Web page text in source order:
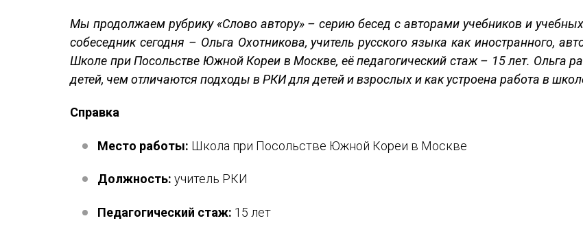
Устав МАПРЯЛ
Вступить в МАПРЯЛ
Медаль А. С. Пушкина
Оплата членских взносов МАПРЯЛ
Мы продолжаем рубрику «Слово автору» – серию бесед с авторами учебников и
собеседник сегодня – Ольга Охотникова, учитель русского языка как иностранного,
Школе при Посольстве Южной Кореи в Москве, её педагогический стаж – 15 лет. Ольга
детей, чем отличаются подходы в РКИ для детей и взрослых и как устроена работа в
Справка
Место работы: Школа при Посольстве Южной Кореи в Москве
Должность: учитель РКИ
Педагогический стаж: 15 лет